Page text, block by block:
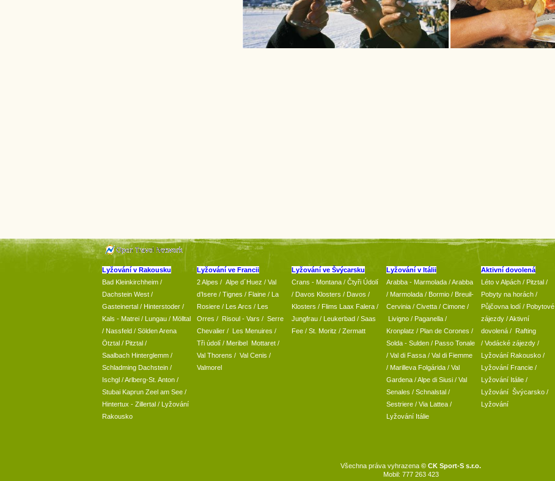
Lyžování v Rakousku
Bad Kleinkirchheim /
Dachstein West /
Gasteinertal / Hinterstoder /
Kals - Matrei / Lungau / Mölltal
/ Nassfeld / Sölden Arena
Ötztal / Pitztal /
Saalbach Hinterglemm /
Schladming Dachstein /
Ischgl /Arlberg-St. Anton /
Stubai Kaprun Zeel am See /
Hintertux - Zillertal / Lyžování
Rakousko
Lyžování ve Francii
2 Alpes / Alpe d´Huez / Val
d’Isere / Tignes / Flaine / La
Rosiere / Les Arcs / Les
Orres / Risoul - Vars / Serre
Chevalier / Les Menuires /
Tři údolí / Meribel Mottaret /
Val Thorens / Val Cenis /
Valmorel
Lyžování ve Švýcarsku
Crans - Montana / Čtyři Údolí
/ Davos Klosters / Davos /
Klosters / Flims Laax Falera /
Jungfrau / Leukerbad / Saas
Fee / St. Moritz / Zermatt
Lyžování v Itálii
Arabba - Marmolada /Arabba
/ Marmolada / Bormio / Breuil-
Cervinia / Civetta / Cimone /
Livigno / Paganella /
Kronplatz / Plan de Corones /
Solda - Sulden / Passo Tonale
/ Val di Fassa / Val di Fiemme
/ Marilleva Folgárida / Val
Gardena /Alpe di Siusi / Val
Senales / Schnalstal /
Sestriere / Via Lattea /
Lyžování Itálie
Aktivní dovolená
Léto v Alpách / Pitztal /
Pobyty na horách /
Půjčovna lodí / Pobytové
zájezdy /Aktivní
dovolená / Rafting
/ Vodácké zájezdy /
Lyžování Rakousko /
Lyžování Francie /
Lyžování Itálie /
Lyžování Švýcarsko /
Lyžování
Všechna práva vyhrazena © CK Sport-S s.r.o.
Mobil: 777 263 423